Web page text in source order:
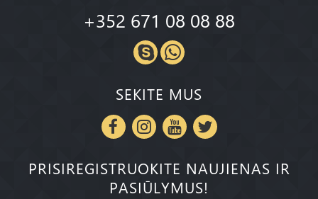
+352 671 08 08 88
SEKITE MUS
PRISIREGISTRUOKITE NAUJIENAS IR
PASIŪLYMUS!